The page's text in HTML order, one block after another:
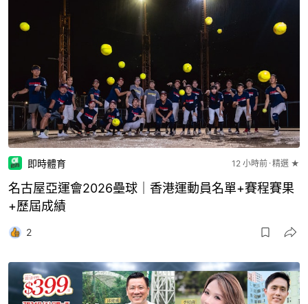
即時體育 12 小時前 精選 ★
名古屋亞運會2026壘球｜香港運動員名單+賽程賽果
+歷屆成績